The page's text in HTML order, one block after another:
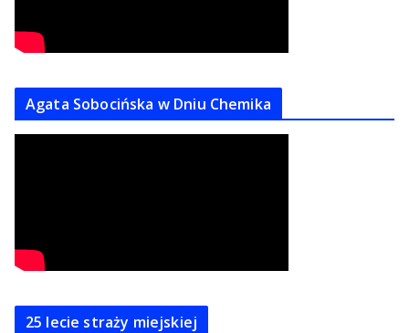
Agata Sobocińska w Dniu Chemika
25 lecie straży miejskiej